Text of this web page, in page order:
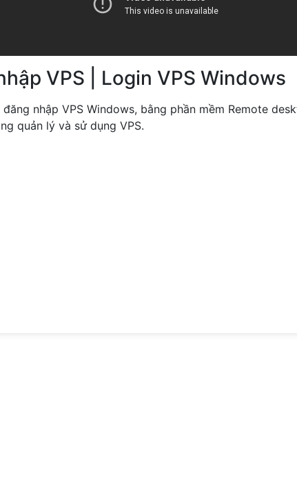
VPS | Login VPS Windows
nhập VPS Windows, bằng phần mềm Remote
quản lý và sử dụng VPS.